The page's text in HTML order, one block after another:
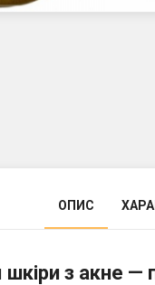
ОПИС
з акне —